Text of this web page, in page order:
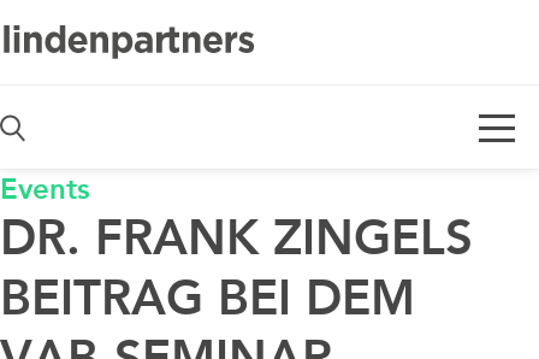
De
Events
DR. FRANK ZINGELS
BEITRAG BEI DEM